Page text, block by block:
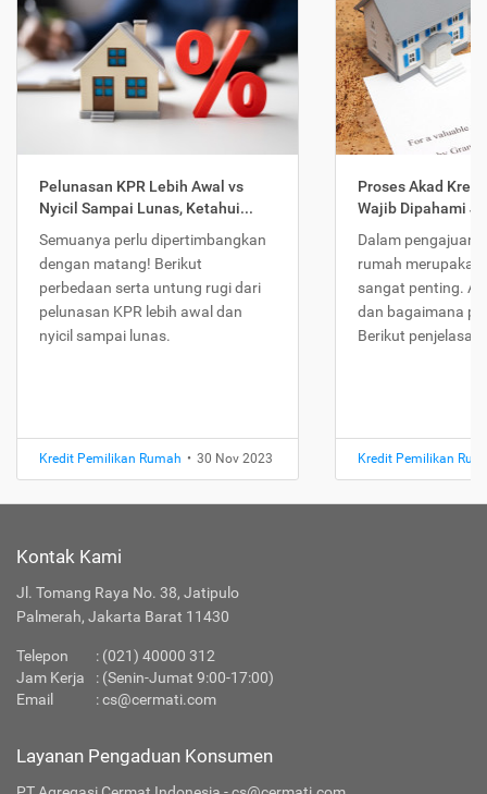
Pelunasan KPR Lebih Awal vs
Nyicil Sampai Lunas, Ketahui...
Semuanya perlu dipertimbangkan
dengan matang! Berikut
perbedaan serta untung rugi dari
pelunasan KPR lebih awal dan
nyicil sampai lunas.
Kredit Pemilikan Rumah • 30 Nov 2023
Proses Akad
Wajib Dipahami
Dalam pengajuan
rumah
sangat penting.
dan bagaimana
Berikut
Kredit Pemilikan
Kontak Kami
Jl. Tomang Raya No. 38, Jatipulo
Palmerah, Jakarta Barat 11430
Telepon : (021) 40000 312
Jam Kerja
: (Senin-Jumat 9:00-17:00)
Email
:cs@cermati.com
Layanan Pengaduan Konsumen